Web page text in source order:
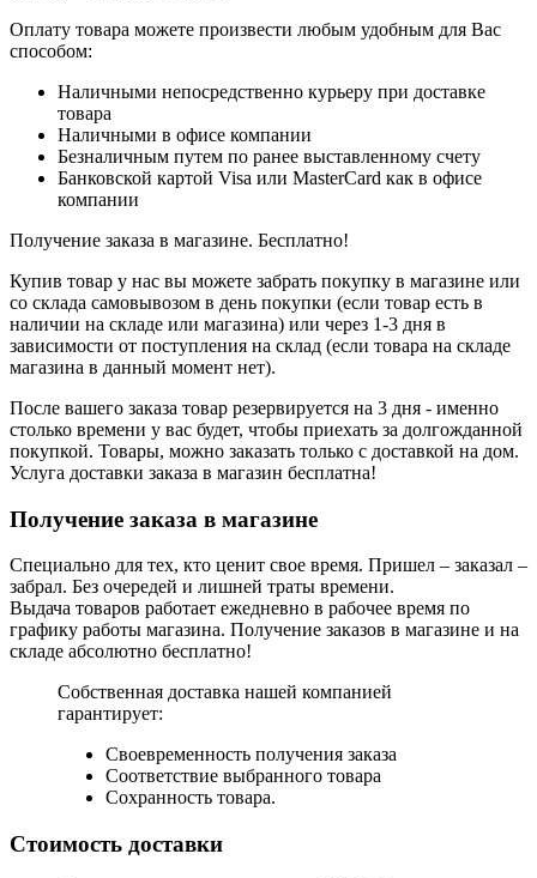
Оплату товара можете произвести любым удобным для Вас
способом:
Наличными непосредственно курьеру при доставке
товара
Наличными в офисе компании
Безналичным путем по ранее выставленному счету
Банковской картой Visa или MasterCard как в офисе
компании
Получение заказа в магазине. Бесплатно!
Купив товар у нас вы можете забрать покупку в магазине или
со склада самовывозом в день покупки (если товар есть в
наличии на складе или магазина) или через 1-3 дня в
зависимости от поступления на склад (если товара на складе
магазина в данный момент нет).
После вашего заказа товар резервируется на 3 дня - именно
столько времени у вас будет, чтобы приехать за долгожданной
покупкой. Товары, можно заказать только с доставкой на дом.
Услуга доставки заказа в магазин бесплатна!
Получение заказа в магазине
Специально для тех, кто ценит свое время. Пришел – заказал –
забрал. Без очередей и лишней траты времени.
Выдача товаров работает ежедневно в рабочее время по
графику работы магазина. Получение заказов в магазине и на
складе абсолютно бесплатно!
Собственная доставка нашей компанией
гарантирует:
Своевременность получения заказа
Соответствие выбранного товара
Сохранность товара.
Стоимость доставки